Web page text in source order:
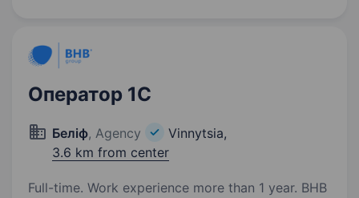
Оператор 1C
Беліф, Agency
Vinnytsia,
3.6 km from center
Full-time. Work experience more than 1 year. BHB